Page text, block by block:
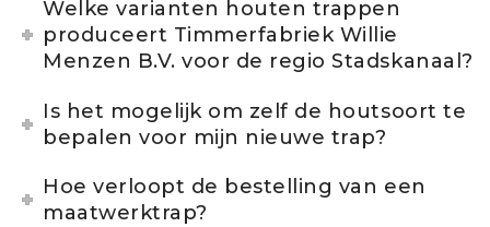
Welke varianten houten trappen
produceert Timmerfabriek Willie
Menzen B.V. voor de regio Stadskanaal?
Is het mogelijk om zelf de houtsoort te
bepalen voor mijn nieuwe trap?
Hoe verloopt de bestelling van een
maatwerktrap?